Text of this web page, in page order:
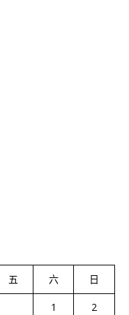
五 六 日
1
2